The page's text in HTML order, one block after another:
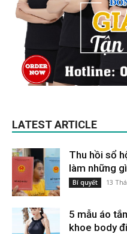
LATEST ARTICLE
Thu hồi sổ
làm những
Bí quyết 13
5 mẫu áo
khoe body